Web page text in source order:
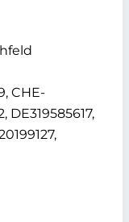
CHE-
DE319585617,